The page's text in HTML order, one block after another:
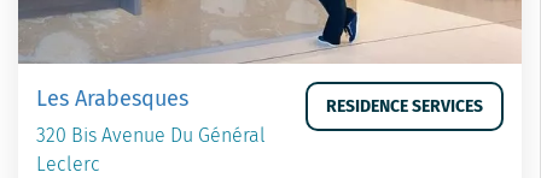
Les Arabesques
320 Bis Avenue Du Général
Leclerc
RESIDENCE SERVICES